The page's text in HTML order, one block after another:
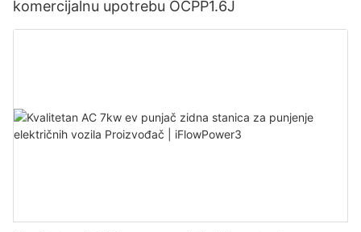
komercijalnu upotrebu OCPP1.6J